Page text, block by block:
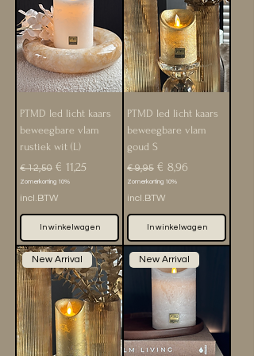
PTMD led licht kaars
beweegbare vlam
rustiek wit (L)
Normale prijs
€ 12,50 Verkoopprijs
€ 11,25
Zomerkorting 10%
incl.BTW
In winkelwagen
PTMD led licht kaars
beweegbare vlam
goud S
Normale prijs
€ 9,95 Verkoopprijs
€ 8,96
Zomerkorting 10%
incl.BTW
In winkelwagen
New Arrival New Arrival